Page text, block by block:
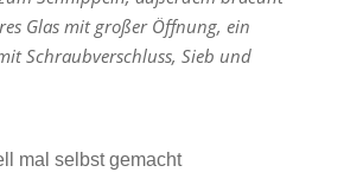
Glas mit großer Öffnung, ein
Schraubverschluss, Sieb und
mal selbst gemacht